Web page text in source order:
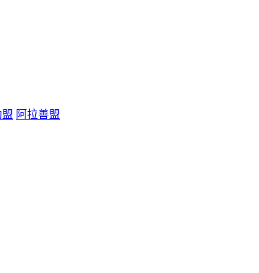
阿拉善盟